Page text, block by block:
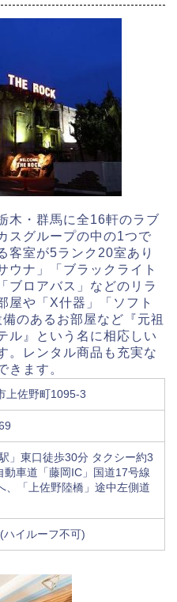
木・群馬に全16軒のラブ
スグループの中の1つで
客室が5ランク20室あり
ウナ」「ブラックライト
ブロアバス」などのリラ
屋や「X什器」「ソフト
のあるお部屋など『元祖
ル』という名に相応しい
。レンタル商品も充実な
きます。
上佐野町1095-3
」東口徒歩30分 タクシー約3
車道「藤岡IC」国道17号線
、「上佐野陸橋」途中左側道
ハイルーフ不可)